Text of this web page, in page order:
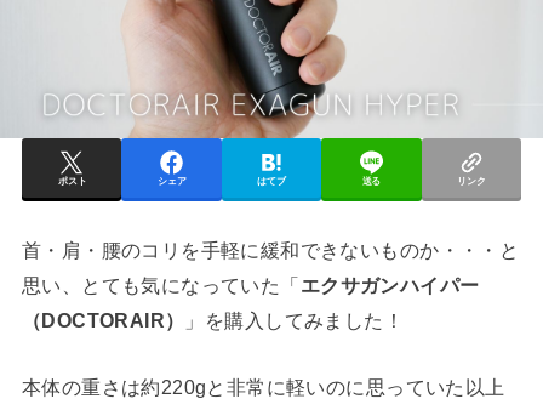
ポスト シェア はてブ 送る リンク
首・肩・腰のコリを手軽に緩和できないものか・・・と
思い、とても気になっていた「エクサガンハイパー
（DOCTORAIR）
」を購入してみました！
本体の重さは約220gと非常に軽いのに思っていた以上